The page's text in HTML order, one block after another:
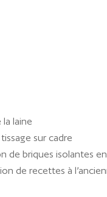
la laine
sur cadre
de briques isolantes
de recettes à